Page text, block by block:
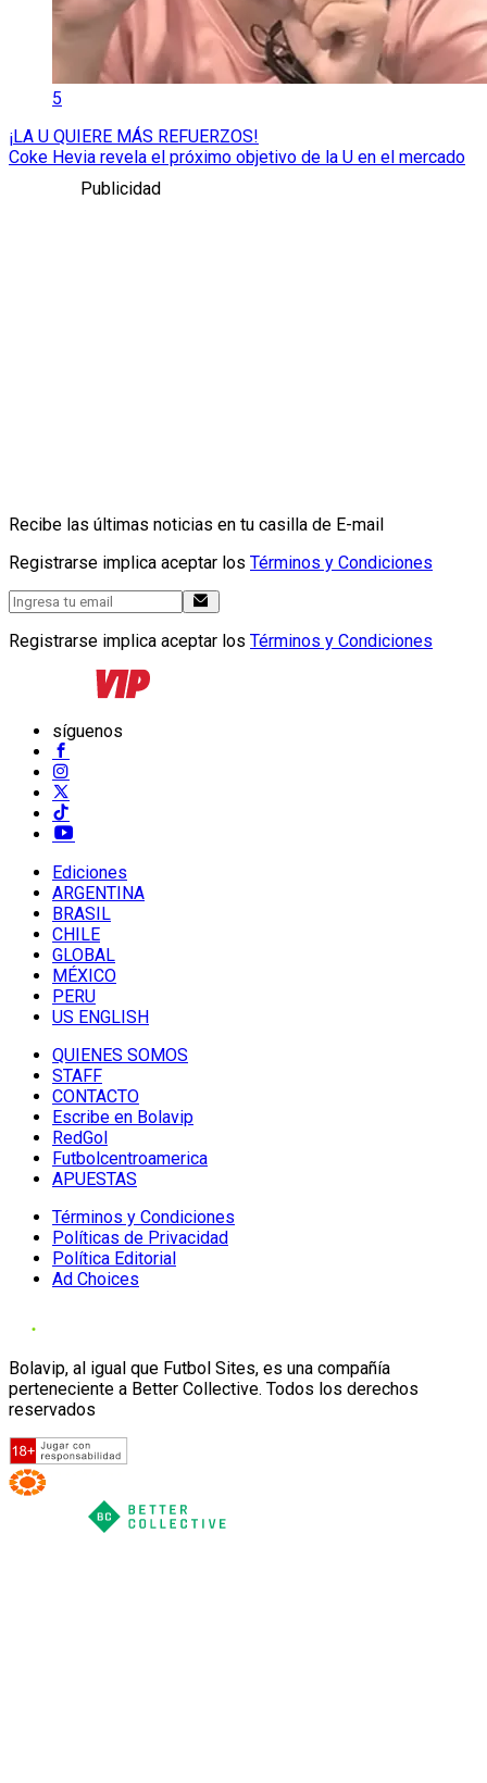
5
¡LA U QUIERE MÁS REFUERZOS!
Coke Hevia revela el próximo objetivo de la U en el mercado
Publicidad
Recibe las últimas noticias en tu casilla de E-mail
Registrarse implica aceptar los Términos y Condiciones
Registrarse implica aceptar los Términos y Condiciones
síguenos
Ediciones
ARGENTINA
BRASIL
CHILE
GLOBAL
MÉXICO
PERU
US ENGLISH
QUIENES SOMOS
STAFF
CONTACTO
Escribe en Bolavip
RedGol
Futbolcentroamerica
APUESTAS
Términos y Condiciones
Políticas de Privacidad
Política Editorial
Ad Choices
Bolavip, al igual que Futbol Sites, es una compañía
perteneciente a Better Collective. Todos los derechos
reservados